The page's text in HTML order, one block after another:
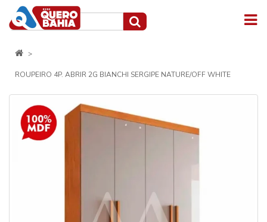
ROUPEIRO 4P. ABRIR 2G BIANCHI SERGIPE NATURE/OFF WHITE